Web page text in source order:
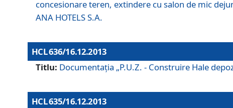
concesionare teren, extindere cu salon de mic
ANA HOTELS S.A.
HCL 636/16.12.2013
Titlu: Documentaţia „P.U.Z. - Construire Hale
HCL 635/16.12.2013